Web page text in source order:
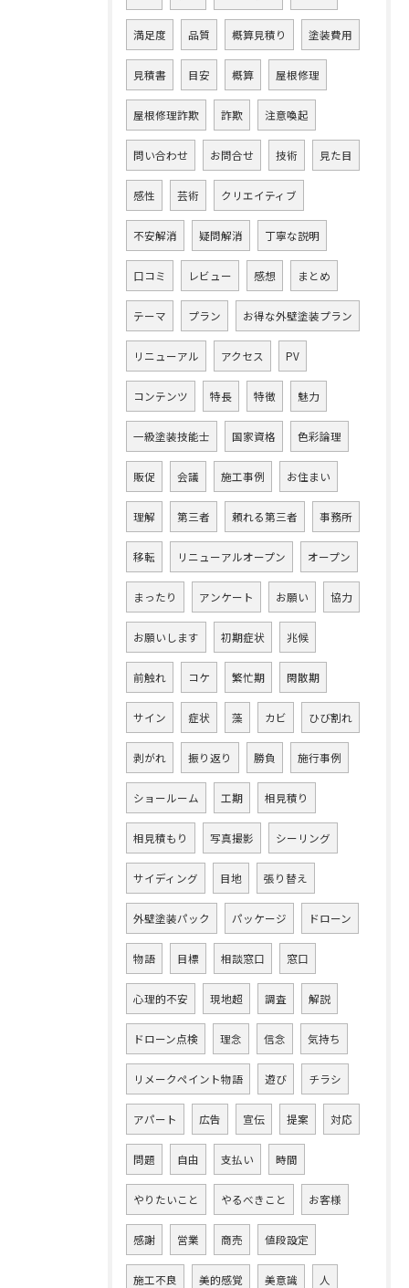
満足度 品質 概算見積り 塗装費用
見積書 目安 概算 屋根修理
屋根修理詐欺 詐欺 注意喚起
問い合わせ お問合せ 技術 見た目
感性 芸術 クリエイティブ
不安解消 疑問解消 丁寧な説明
口コミ レビュー 感想 まとめ
テーマ プラン お得な外壁塗装プラン
リニューアル アクセス PV
コンテンツ 特長 特徴 魅力
一級塗装技能士 国家資格 色彩論理
販促 会議 施工事例 お住まい
理解 第三者 頼れる第三者 事務所
移転 リニューアルオープン オープン
まったり アンケート お願い 協力
お願いします 初期症状 兆候
前触れ コケ 繁忙期 閑散期
サイン 症状 藻 カビ ひび割れ
剥がれ 振り返り 勝負 施行事例
ショールーム 工期 相見積り
相見積もり 写真撮影 シーリング
サイディング 目地 張り替え
外壁塗装パック パッケージ ドローン
物語 目標 相談窓口 窓口
心理的不安 現地超 調査 解説
ドローン点検 理念 信念 気持ち
リメークペイント物語 遊び チラシ
アパート 広告 宣伝 提案 対応
問題 自由 支払い 時間
やりたいこと やるべきこと お客様
感謝 営業 商売 値段設定
施工不良 美的感覚 美意識 人